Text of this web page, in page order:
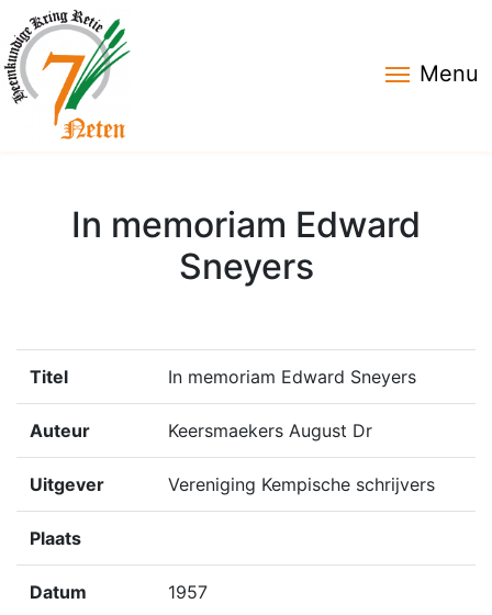
Menu
In memoriam Edward
Sneyers
Titel In memoriam Edward Sneyers
Auteur Keersmaekers August Dr
Uitgever Vereniging Kempische schrijvers
Plaats
Datum 1957